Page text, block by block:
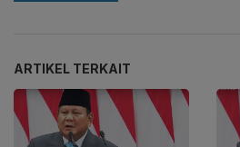
ARTIKEL TERKAIT